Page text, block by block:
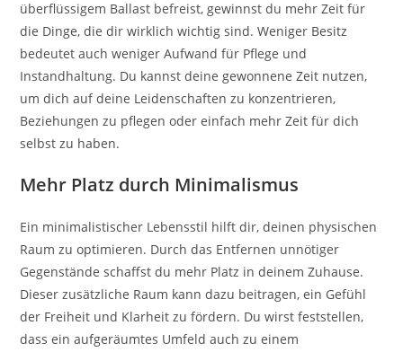
überflüssigem Ballast befreist, gewinnst du mehr Zeit für
die Dinge, die dir wirklich wichtig sind. Weniger Besitz
bedeutet auch weniger Aufwand für Pflege und
Instandhaltung. Du kannst deine gewonnene Zeit nutzen,
um dich auf deine Leidenschaften zu konzentrieren,
Beziehungen zu pflegen oder einfach mehr Zeit für dich
selbst zu haben.
Mehr Platz durch Minimalismus
Ein minimalistischer Lebensstil hilft dir, deinen physischen
Raum zu optimieren. Durch das Entfernen unnötiger
Gegenstände schaffst du mehr Platz in deinem Zuhause.
Dieser zusätzliche Raum kann dazu beitragen, ein Gefühl
der Freiheit und Klarheit zu fördern. Du wirst feststellen,
dass ein aufgeräumtes Umfeld auch zu einem